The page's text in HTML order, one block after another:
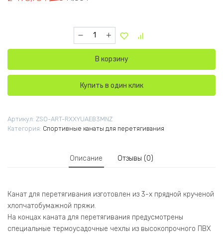
Количество товара Канат для
В корзину
Купить в один клик
Артикул: ZSO-ART-RXXYUAEB3MNZ
Категория: Спортивные канаты для перетягивания
Описание Отзывы (0)
Канат для перетягивания изготовлен из 3-х прядной крученой
хлопчатобумажной пряжи.
На концах каната для перетягивания предусмотрены
специальные термоусадочные чехлы из высокопрочного ПВХ